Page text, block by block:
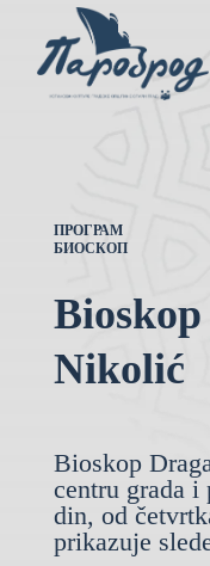
ПРОГРАМ
БИОСКОП
Nikolić
Bioskop
centru grada i
din, od
prikazuje